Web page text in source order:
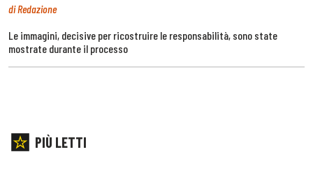
di Redazione
Le immagini, decisive per ricostruire le responsabilità, sono state
mostrate durante il processo
PIÙ LETTI